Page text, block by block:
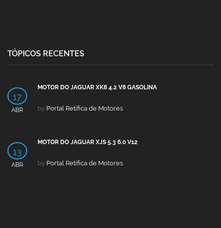
TÓPICOS RECENTES
17
ABR
MOTOR DO JAGUAR XK8 4.2 V8 GASOLINA
by Portal Retífica de Motores
13
ABR
MOTOR DO JAGUAR XJS 5.3 6.0 V12
by Portal Retífica de Motores